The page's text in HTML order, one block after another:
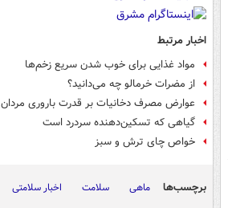
اخبار مرتبط
مواد غذایی برای خوب شدن سریع زخم‌ها
از مضرات خرمالو چه می‌دانید؟
عوارض مصرف دخانیات بر قدرت باروری مردان
گیاهی که تسکین‌دهنده سردرد است
خواص چای ترش و سبز
برچسب‌ها ماهی سلامت اخبار سلامتی